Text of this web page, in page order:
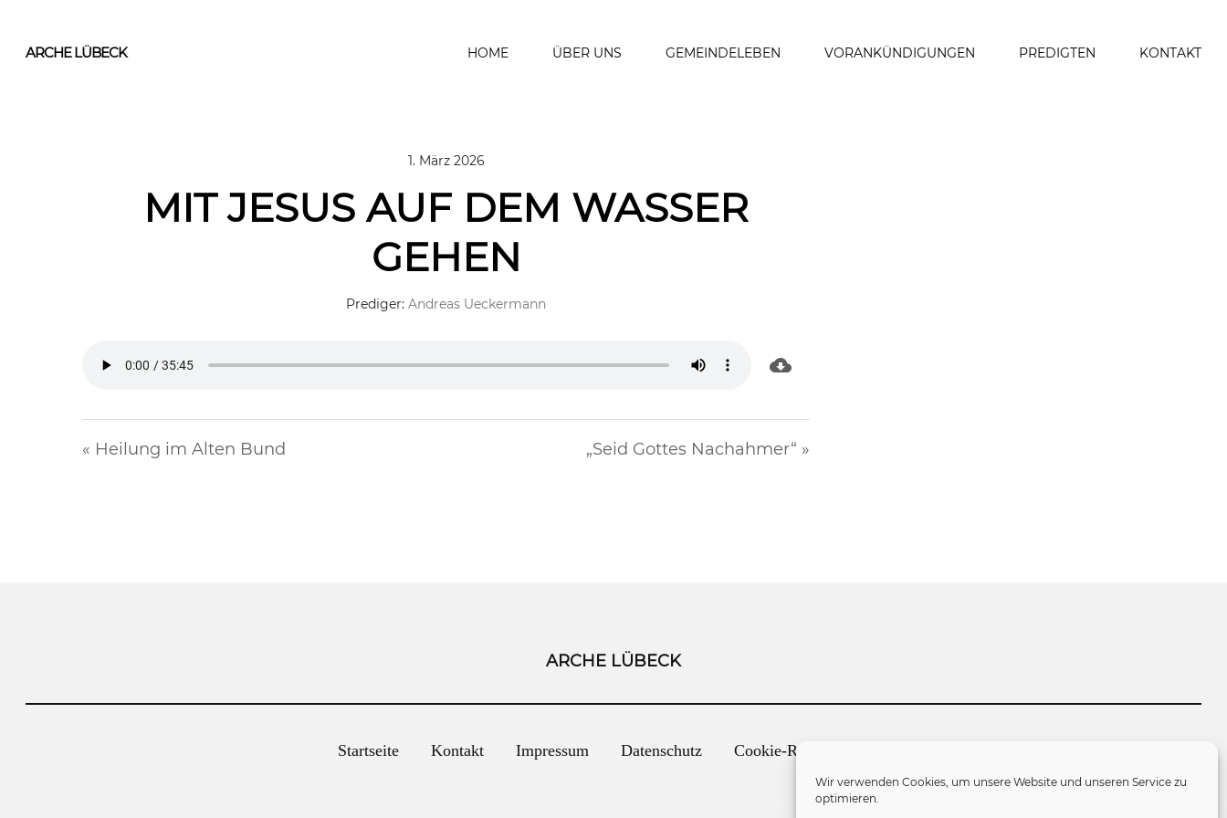
Wir verwenden Cookies, um unsere Website und unseren Service zu
optimieren.
ARCHE LÜBECK HOME ÜBER UNS GEMEINDELEBEN VORANKÜNDIGUNGEN PREDIGTEN KONTAKT
1. März 2026
MIT JESUS AUF DEM WASSER
GEHEN
Prediger: Andreas Ueckermann
« Heilung im Alten Bund „Seid Gottes Nachahmer“ »
ARCHE LÜBECK
Startseite Kontakt Impressum Datenschutz Cookie-Richtlinie (EU)